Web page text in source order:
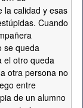
la calidad y esas
Cuando
se queda
el otro queda
otra persona no
entre
de un alumno